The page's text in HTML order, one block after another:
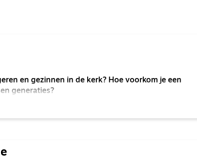
en gezinnen in de kerk? Hoe voorkom je een
generaties?